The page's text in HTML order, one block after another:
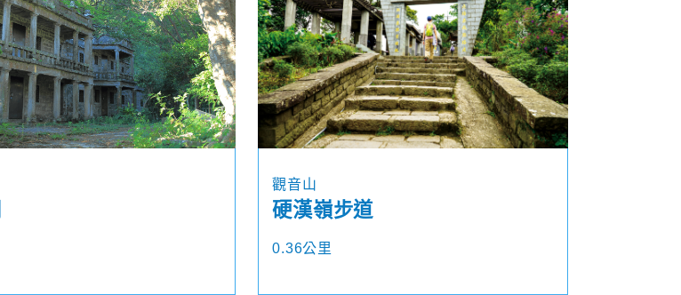
觀音山
硬漢嶺步道
0.36公里